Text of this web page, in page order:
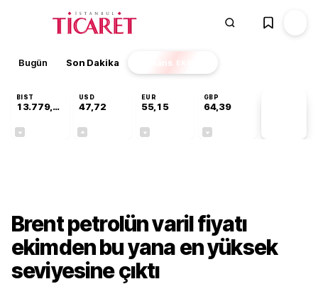
Bugün Son Dakika Finans EKSTRA
BIST
13.779,39
USD
47,72
EUR
55,15
GBP
64,39
Brent petrolün varil fiyatı
ekimden bu yana en yüksek
seviyesine çıktı